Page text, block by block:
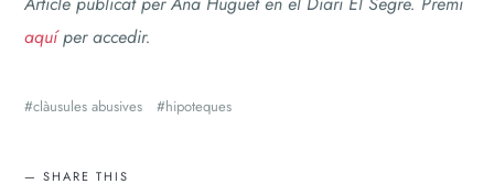
aquíper accedir.
clàusules abusives hipoteques
SHARE THIS